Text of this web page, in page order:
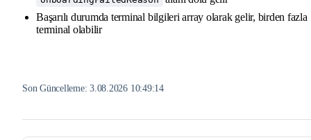
Başarılı durumda terminal bilgileri array olarak gelir, birden fazla
terminal olabilir
Son Güncelleme:3.08.2026 10:49:14